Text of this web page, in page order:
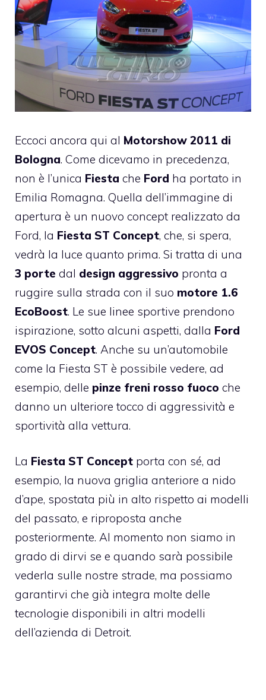
Eccoci ancora qui al Motorshow 2011 di
Bologna. Come dicevamo in precedenza,
non è l’unica Fiesta che Ford ha portato in
Emilia Romagna. Quella dell’immagine di
apertura è un nuovo concept realizzato da
Ford, la Fiesta ST Concept, che, si spera,
vedrà la luce quanto prima. Si tratta di una
3 porte dal design aggressivo pronta a
ruggire sulla strada con il suo motore 1.6
EcoBoost. Le sue linee sportive prendono
ispirazione, sotto alcuni aspetti, dalla Ford
EVOS Concept. Anche su un’automobile
come la Fiesta ST è possibile vedere, ad
esempio, delle pinze freni rosso fuoco che
danno un ulteriore tocco di aggressività e
sportività alla vettura.
La Fiesta ST Concept porta con sé, ad
esempio, la nuova griglia anteriore a nido
d’ape, spostata più in alto rispetto ai modelli
del passato, e riproposta anche
posteriormente. Al momento non siamo in
grado di dirvi se e quando sarà possibile
vederla sulle nostre strade, ma possiamo
garantirvi che già integra molte delle
tecnologie disponibili in altri modelli
dell’azienda di Detroit.